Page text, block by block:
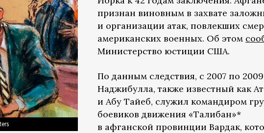
признан виновным в захвате
и организации атак, повлекших
американских военных. Об этом
Министерство юстиции США.
По данным следствия, с 2007 по
Наджибулла, также известный как
и Абу Тайеб, служил командиром
боевиков движения «Талибан»*
в афганской провинции Вардак,